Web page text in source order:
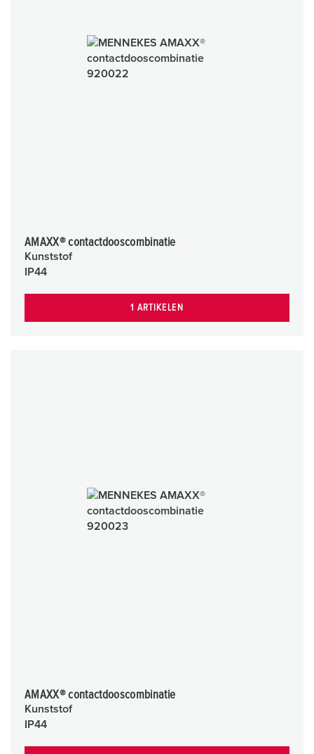
AMAXX® contactdooscombinatie
Kunststof
IP44
1 ARTIKELEN
AMAXX® contactdooscombinatie
Kunststof
IP44